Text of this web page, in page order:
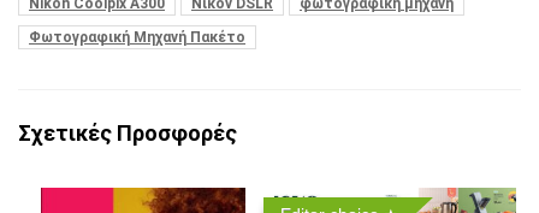
Nikon Coolpix A300
Νικον DSLR
φωτογραφική μηχανή
Φωτογραφική Μηχανή Πακέτο
Σχετικές Προσφορές